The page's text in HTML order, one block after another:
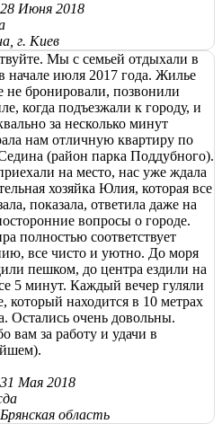
Июня 2018
г. Киев
Мы с семьей отдыхали в
начале июля 2017 года. Жилье
не бронировали, позвонили
когда подъезжали к городу, и
за несколько минут
нам отличную квартиру по
(район парка Поддубного).
на место, нас уже ждала
хозяйка Юлия, которая все
показала, ответила даже на
вопросы о городе.
полностью соответствует
все чисто и уютно. До моря
пешком, до центра ездили на
5 минут. Каждый вечер гуляли
который находится в 10 метрах
Остались очень довольны.
вам за работу и удачи в
Мая 2018
область